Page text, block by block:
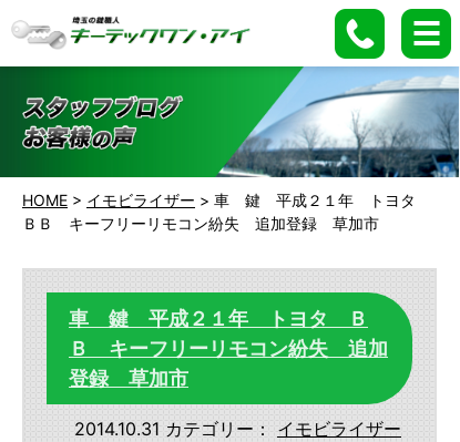
HOME > イモビライザー > 車 鍵 平成２１年 トヨタ
ＢＢ キーフリーリモコン紛失 追加登録 草加市
車 鍵 平成２１年 トヨタ Ｂ
Ｂ キーフリーリモコン紛失 追加
登録 草加市
2014.10.31 カテゴリー：
イモビライザー